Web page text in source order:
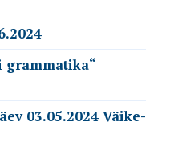
grammatika“
03.05.2024 Väike-